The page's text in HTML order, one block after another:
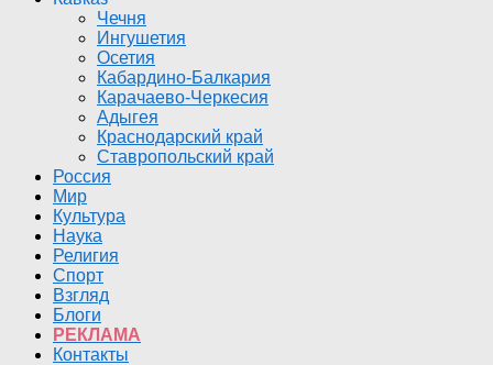
Чечня
Ингушетия
Осетия
Кабардино-Балкария
Карачаево-Черкесия
Адыгея
Краснодарский край
Ставропольский край
Россия
Мир
Культура
Наука
Религия
Спорт
Взгляд
Блоги
РЕКЛАМА
Контакты